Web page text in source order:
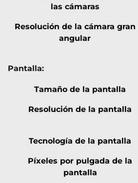
las cámaras
Resolución de la cámara gran
angular
Pantalla:
Tamaño de la pantalla
Resolución de la pantalla
Tecnología de la pantalla
Píxeles por pulgada de la
pantalla